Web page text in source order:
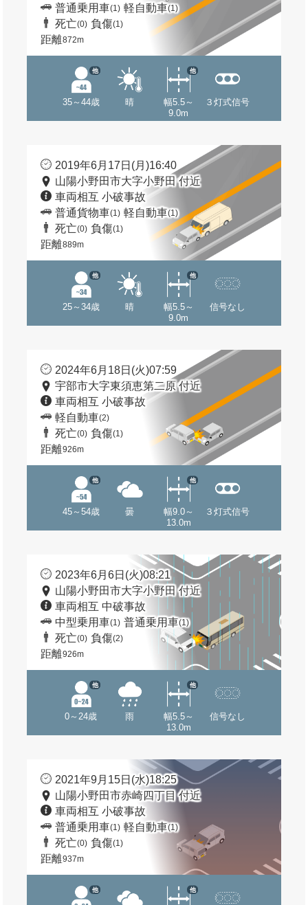
普通乗用車(1) 軽自動車(1)
死亡(0) 負傷(1)
距離872m
35～44歳
他
晴
幅5.5～
9.0m
他
３灯式信号
2019年6月17日(月)16:40
山陽小野田市大字小野田 付近
車両相互 小破事故
普通貨物車(1) 軽自動車(1)
死亡(0) 負傷(1)
距離889m
25～34歳
他
晴
幅5.5～
9.0m
他
信号なし
2024年6月18日(火)07:59
宇部市大字東須恵第二原 付近
車両相互 小破事故
軽自動車(2)
死亡(0) 負傷(1)
距離926m
45～54歳
他
曇
幅9.0～
13.0m
他
３灯式信号
2023年6月6日(火)08:21
山陽小野田市大字小野田 付近
車両相互 中破事故
中型乗用車(1) 普通乗用車(1)
死亡(0) 負傷(2)
距離926m
0～24歳
他
雨
幅5.5～
13.0m
他
信号なし
2021年9月15日(水)18:25
山陽小野田市赤崎四丁目 付近
車両相互 小破事故
普通乗用車(1) 軽自動車(1)
死亡(0) 負傷(1)
距離937m
他 他